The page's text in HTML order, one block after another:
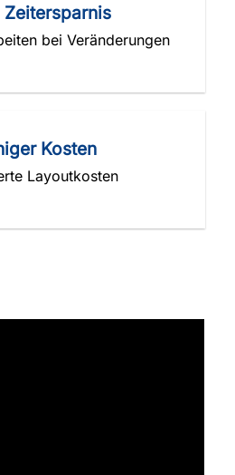
Zeitersparnis
bei Veränderungen
Kosten
Layoutkosten